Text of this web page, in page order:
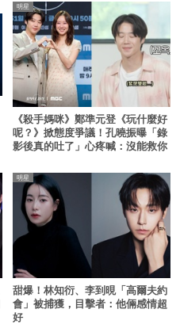
《殺手媽咪》鄭準元登《玩什麼好
呢？》掀態度爭議！孔曉振曝「錄
影後真的吐了」心疼喊：沒能救你
明星
甜爆！林知衍、李到晛「高爾夫約
會」被捕獲，目擊者：他倆感情超
好
明星